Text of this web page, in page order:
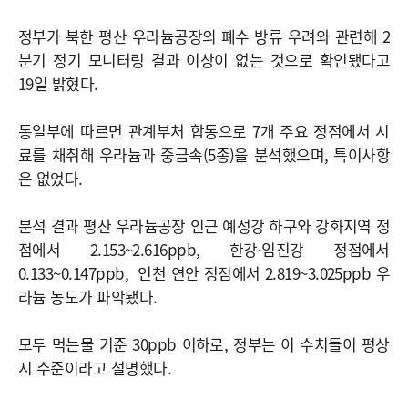
정부가 북한 평산 우라늄공장의 폐수 방류 우려와 관련해 2
분기 정기 모니터링 결과 이상이 없는 것으로 확인됐다고
19일 밝혔다.
통일부에 따르면 관계부처 합동으로 7개 주요 정점에서 시
료를 채취해 우라늄과 중금속(5종)을 분석했으며, 특이사항
은 없었다.
분석 결과 평산 우라늄공장 인근 예성강 하구와 강화지역 정
점에서 2.153~2.616ppb, 한강·임진강 정점에서
0.133~0.147ppb, 인천 연안 정점에서 2.819~3.025ppb 우
라늄 농도가 파악됐다.
모두 먹는물 기준 30ppb 이하로, 정부는 이 수치들이 평상
시 수준이라고 설명했다.